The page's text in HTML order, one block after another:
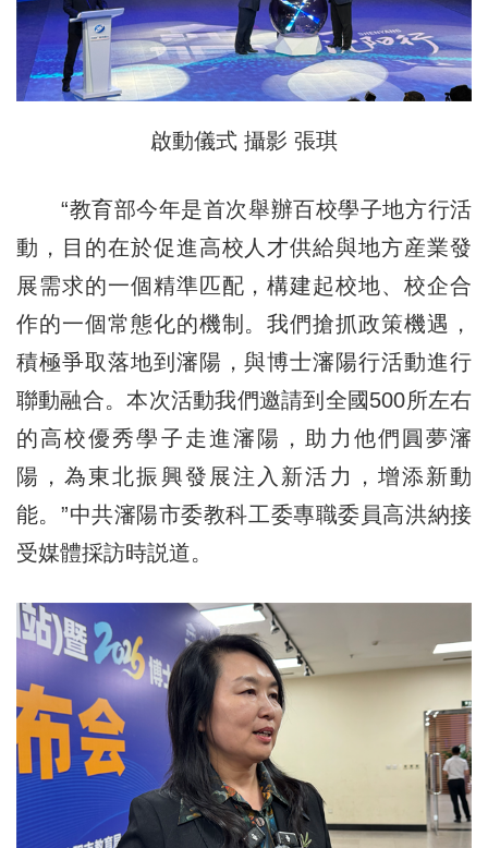
啟動儀式 攝影 張琪
“教育部今年是首次舉辦百校學子地方行活
動，目的在於促進高校人才供給與地方産業發
展需求的一個精準匹配，構建起校地、校企合
作的一個常態化的機制。我們搶抓政策機遇，
積極爭取落地到瀋陽，與博士瀋陽行活動進行
聯動融合。本次活動我們邀請到全國500所左右
的高校優秀學子走進瀋陽，助力他們圓夢瀋
陽，為東北振興發展注入新活力，增添新動
能。”中共瀋陽市委教科工委專職委員高洪納接
受媒體採訪時説道。